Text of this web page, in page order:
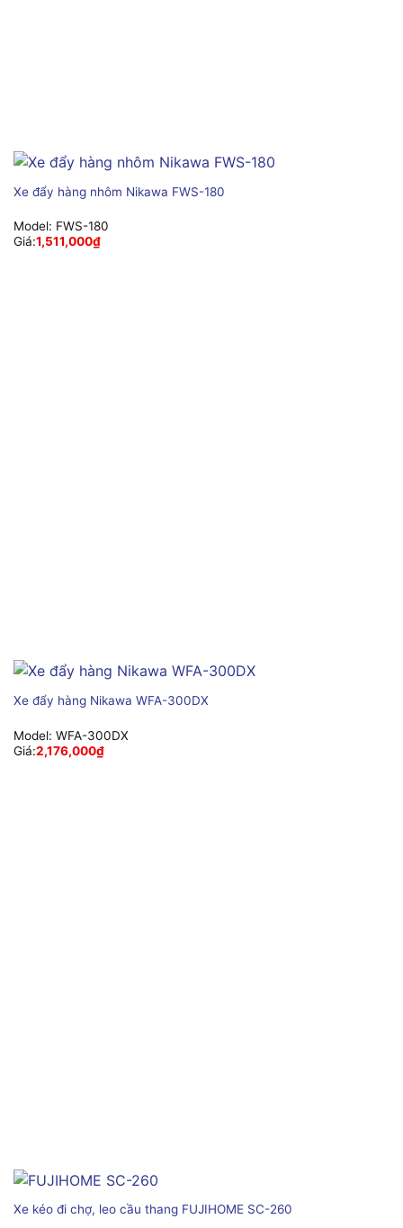
Xe đẩy hàng nhôm Nikawa FWS-180
Model: FWS-180
Giá:1,511,000₫
Xe đẩy hàng Nikawa WFA-300DX
Model: WFA-300DX
Giá:2,176,000₫
Xe kéo đi chợ, leo cầu thang FUJIHOME SC-260